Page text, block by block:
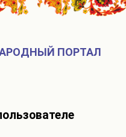
ПОРТАЛ